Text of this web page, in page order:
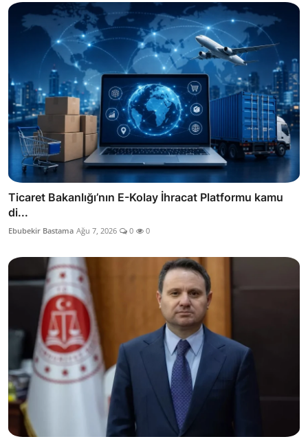
Ticaret Bakanlığı’nın E-Kolay İhracat Platformu kamu
di...
Ebubekir Bastama Ağu 7, 2026 0 0